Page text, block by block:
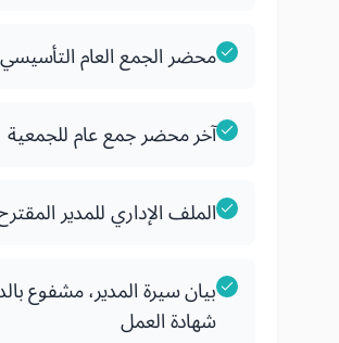
محضر الجمع العام
آخر محضر جمع عام للجمعية
الملف الإداري للمدير
بيان سيرة المدير، مشفوع
شهادة العمل